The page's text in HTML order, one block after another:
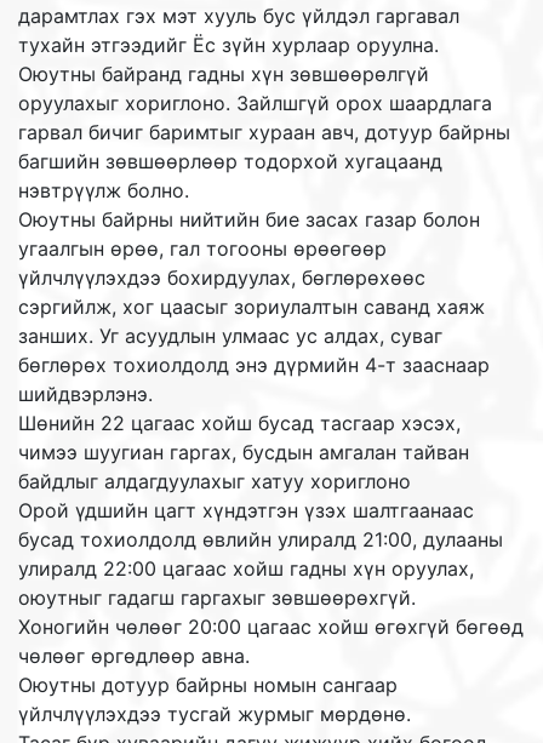
дарамтлах гэх мэт хууль бус үйлдэл гаргавал
тухайн этгээдийг Ёс зүйн хурлаар оруулна.
Оюутны байранд гадны хүн зөвшөөрөлгүй
оруулахыг хориглоно. Зайлшгүй орох шаардлага
гарвал бичиг баримтыг хураан авч, дотуур байрны
багшийн зөвшөөрлөөр тодорхой хугацаанд
нэвтрүүлж болно.
Оюутны байрны нийтийн бие засах газар болон
угаалгын өрөө, гал тогооны өрөөгөөр
үйлчлүүлэхдээ бохирдуулах, бөглөрөхөөс
сэргийлж, хог цаасыг зориулалтын саванд хаяж
занших. Уг асуудлын улмаас ус алдах, суваг
бөглөрөх тохиолдолд энэ дүрмийн 4-т зааснаар
шийдвэрлэнэ.
Шөнийн 22 цагаас хойш бусад тасгаар хэсэх,
чимээ шуугиан гаргах, бусдын амгалан тайван
байдлыг алдагдуулахыг хатуу хориглоно
Орой үдшийн цагт хүндэтгэн үзэх шалтгаанаас
бусад тохиолдолд өвлийн улиралд 21:00, дулааны
улиралд 22:00 цагаас хойш гадны хүн оруулах,
оюутныг гадагш гаргахыг зөвшөөрөхгүй.
Хоногийн чөлөөг 20:00 цагаас хойш өгөхгүй бөгөөд
чөлөөг өргөдлөөр авна.
Оюутны дотуур байрны номын сангаар
үйлчлүүлэхдээ тусгай журмыг мөрдөнө.